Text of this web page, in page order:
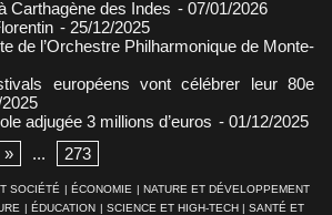
Carthagène des Indes - 07/01/2026
- 25/12/2025
de l’Orchestre Philharmonique de Monte-
européens vont célébrer leur 80e
adjugée 3 millions d’euros - 01/12/2025
» ... 273
SOCIÉTÉ | ÉCONOMIE | NATURE ET DÉVELOPPEMENT
| ÉDUCATION | SCIENCE ET HIGH-TECH | SANTÉ ET